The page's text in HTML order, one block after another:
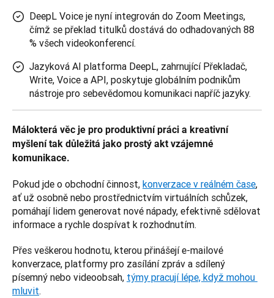
DeepL Voice je nyní integrován do Zoom Meetings,
čímž se překlad titulků dostává do odhadovaných 88
% všech videokonferencí.
Jazyková AI platforma DeepL, zahrnující Překladač,
Write, Voice a API, poskytuje globálním podnikům
nástroje pro sebevědomou komunikaci napříč jazyky.
Málokterá věc je pro produktivní práci a kreativní
myšlení tak důležitá jako prostý akt vzájemné
komunikace.
Pokud jde o obchodní činnost, konverzace v reálném čase,
ať už osobně nebo prostřednictvím virtuálních schůzek,
pomáhají lidem generovat nové nápady, efektivně sdělovat
informace a rychle dospívat k rozhodnutím.
Přes veškerou hodnotu, kterou přinášejí e-mailové
konverzace, platformy pro zasílání zpráv a sdílený
písemný nebo videoobsah, týmy pracují lépe, když mohou
mluvit.